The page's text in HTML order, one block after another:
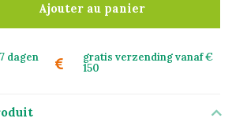
Ajouter au panier
dagen
gratis verzending vanaf €
150